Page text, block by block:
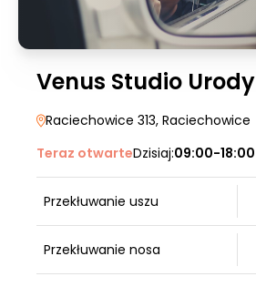
Venus Studio Urody
Raciechowice 313, Raciechowice
Teraz otwarteDzisiaj:09:00-18:00
Przekłuwanie uszu
Przekłuwanie nosa